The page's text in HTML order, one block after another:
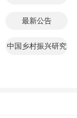
最新公告
中国乡村振兴研究